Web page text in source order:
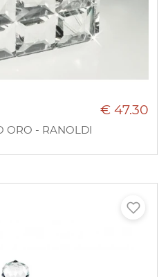
€ 47.30
ORO - RANOLDI